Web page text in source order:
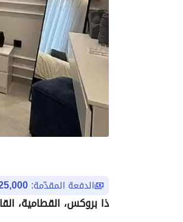
الدفعة المقدّمة: 425,000
ذا بروكس، القطامية،